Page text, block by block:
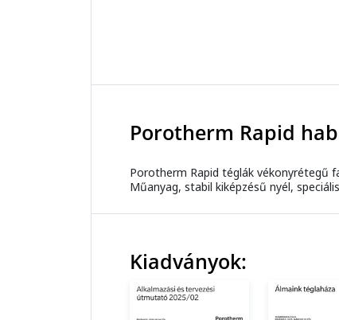
Porotherm Rapid
Porotherm Rapid téglák vékonyrétegű
Műanyag, stabil kiképzésű nyél,
Kiadványok: